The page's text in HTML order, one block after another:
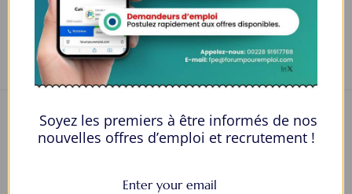
Vous devez êtreconnectépour poster un avis.
Soyez les premiers à être informés de nos
nouvelles offres d’emploi et recrutement !